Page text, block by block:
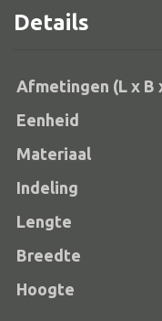
Alle lampen
Tafellamp
Vloerlamp
Wandlamp
Lampenkappen
Alle deco
Details
Afmetingen (L x B
Eenheid
Materiaal
Indeling
Lengte
Breedte
Hoogte